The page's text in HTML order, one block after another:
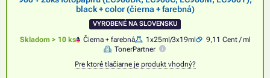
black + color (čierna + farebná)
VYROBENÉ NA SLOVENSKU
Skladom > 10 ks Čierna + farebná 1x25ml/3x19ml
9,11 Cent / ml
TonerPartner
Pre ktoré tlačiarne je produkt vhodný?